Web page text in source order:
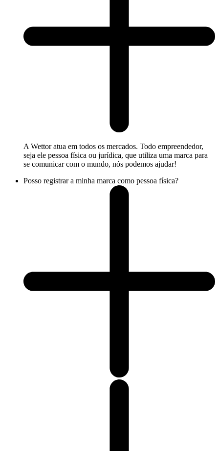
A Wettor atua em todos os mercados. Todo empreendedor,
seja ele pessoa física ou jurídica, que utiliza uma marca para
se comunicar com o mundo, nós podemos ajudar!
Posso registrar a minha marca como pessoa física?